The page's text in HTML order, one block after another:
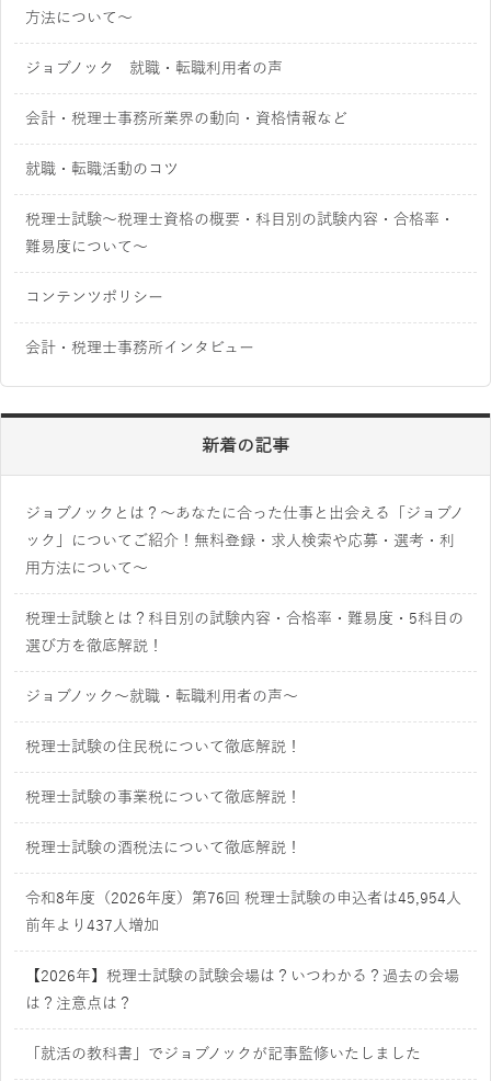
方法について～
ジョブノック 就職・転職利用者の声
会計・税理士事務所業界の動向・資格情報など
就職・転職活動のコツ
税理士試験～税理士資格の概要・科目別の試験内容・合格率・
難易度について～
コンテンツポリシー
会計・税理士事務所インタビュー
新着の記事
ジョブノックとは？～あなたに合った仕事と出会える「ジョブノ
ック」についてご紹介！無料登録・求人検索や応募・選考・利
用方法について～
税理士試験とは？科目別の試験内容・合格率・難易度・5科目の
選び方を徹底解説！
ジョブノック～就職・転職利用者の声～
税理士試験の住民税について徹底解説！
税理士試験の事業税について徹底解説！
税理士試験の酒税法について徹底解説！
令和8年度（2026年度）第76回 税理士試験の申込者は45,954人
前年より437人増加
【2026年】税理士試験の試験会場は？いつわかる？過去の会場
は？注意点は？
「就活の教科書」でジョブノックが記事監修いたしました